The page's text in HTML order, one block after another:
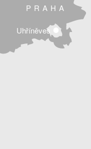
PRAHA
Uhříněves